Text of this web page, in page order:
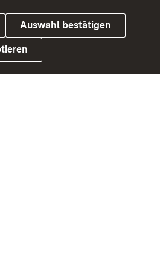
Auswahl bestätigen